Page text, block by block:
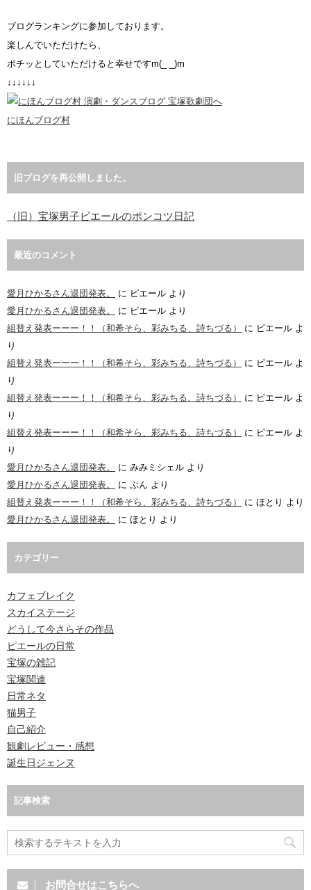
ブログランキングに参加しております。
楽しんでいただけたら、
ポチッとしていただけると幸せですm(_ _)m
↓↓↓↓↓↓
にほんブログ村
旧ブログを再公開しました。
（旧）宝塚男子ピエールのポンコツ日記
最近のコメント
愛月ひかるさん退団発表。 に ピエール より
愛月ひかるさん退団発表。
に ピエール より
組替え発表ーーー！！（和希そら、彩みちる、詩ちづる）
に ピエール よ
り
組替え発表ーーー！！（和希そら、彩みちる、詩ちづる）
に ピエール よ
り
組替え発表ーーー！！（和希そら、彩みちる、詩ちづる）
に ピエール よ
り
組替え発表ーーー！！（和希そら、彩みちる、詩ちづる）
に ピエール よ
り
愛月ひかるさん退団発表。
に みみミシェル より
愛月ひかるさん退団発表。
に ぶん より
組替え発表ーーー！！（和希そら、彩みちる、詩ちづる）
に ほとり より
愛月ひかるさん退団発表。
に ほとり より
カテゴリー
カフェブレイク
スカイステージ
どうして今さらその作品
ピエールの日常
宝塚の雑記
宝塚関連
日常ネタ
猫男子
自己紹介
観劇レビュー・感想
誕生日ジェンヌ
記事検索
お問合せはこちらへ